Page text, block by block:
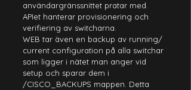
användargränssnittet pratar med.
APIet hanterar provisionering och
verifiering av switcharna.
WEB tar även en backup av running/
current configuration på alla switchar
som ligger i nätet man anger vid
setup och sparar dem i
/CISCO_BACKUPS mappen. Detta